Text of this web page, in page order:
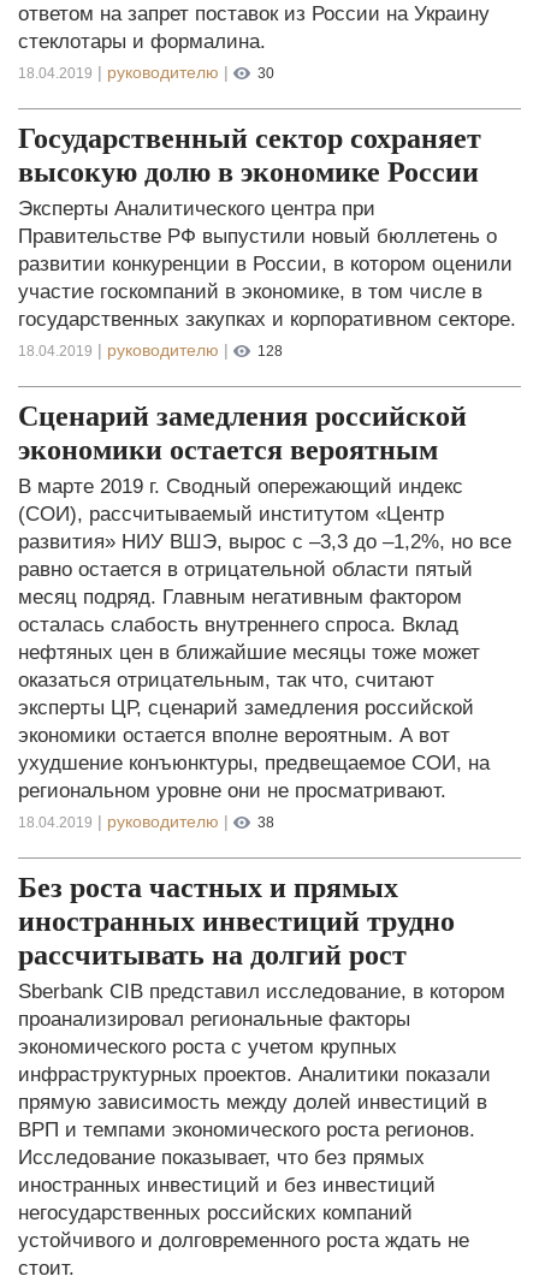
ответом на запрет поставок из России на Украину
стеклотары и формалина.
18.04.2019 | руководителю | 30
Государственный сектор сохраняет
высокую долю в экономике России
Эксперты Аналитического центра при
Правительстве РФ выпустили новый бюллетень о
развитии конкуренции в России, в котором оценили
участие госкомпаний в экономике, в том числе в
государственных закупках и корпоративном секторе.
18.04.2019 | руководителю | 128
Сценарий замедления российской
экономики остается вероятным
В марте 2019 г. Сводный опережающий индекс
(СОИ), рассчитываемый институтом «Центр
развития» НИУ ВШЭ, вырос с –3,3 до –1,2%, но все
равно остается в отрицательной области пятый
месяц подряд. Главным негативным фактором
осталась слабость внутреннего спроса. Вклад
нефтяных цен в ближайшие месяцы тоже может
оказаться отрицательным, так что, считают
эксперты ЦР, сценарий замедления российской
экономики остается вполне вероятным. А вот
ухудшение конъюнктуры, предвещаемое СОИ, на
региональном уровне они не просматривают.
18.04.2019 | руководителю | 38
Без роста частных и прямых
иностранных инвестиций трудно
рассчитывать на долгий рост
Sberbank CIB представил исследование, в котором
проанализировал региональные факторы
экономического роста с учетом крупных
инфраструктурных проектов. Аналитики показали
прямую зависимость между долей инвестиций в
ВРП и темпами экономического роста регионов.
Исследование показывает, что без прямых
иностранных инвестиций и без инвестиций
негосударственных российских компаний
устойчивого и долговременного роста ждать не
стоит.